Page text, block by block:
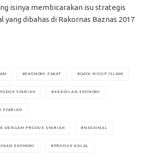
isinya membicarakan isu strategis
dibahas di Rakornas Baznas 2017
EKONOMI ZAKAT GAYA HIDUP ISLAMI
SYARIAH KEADILAN EKONOMI
SYARIAH
DENGAN PRODUK SYARIAH NASIONAL
EKONOMI PRODUK HALAL